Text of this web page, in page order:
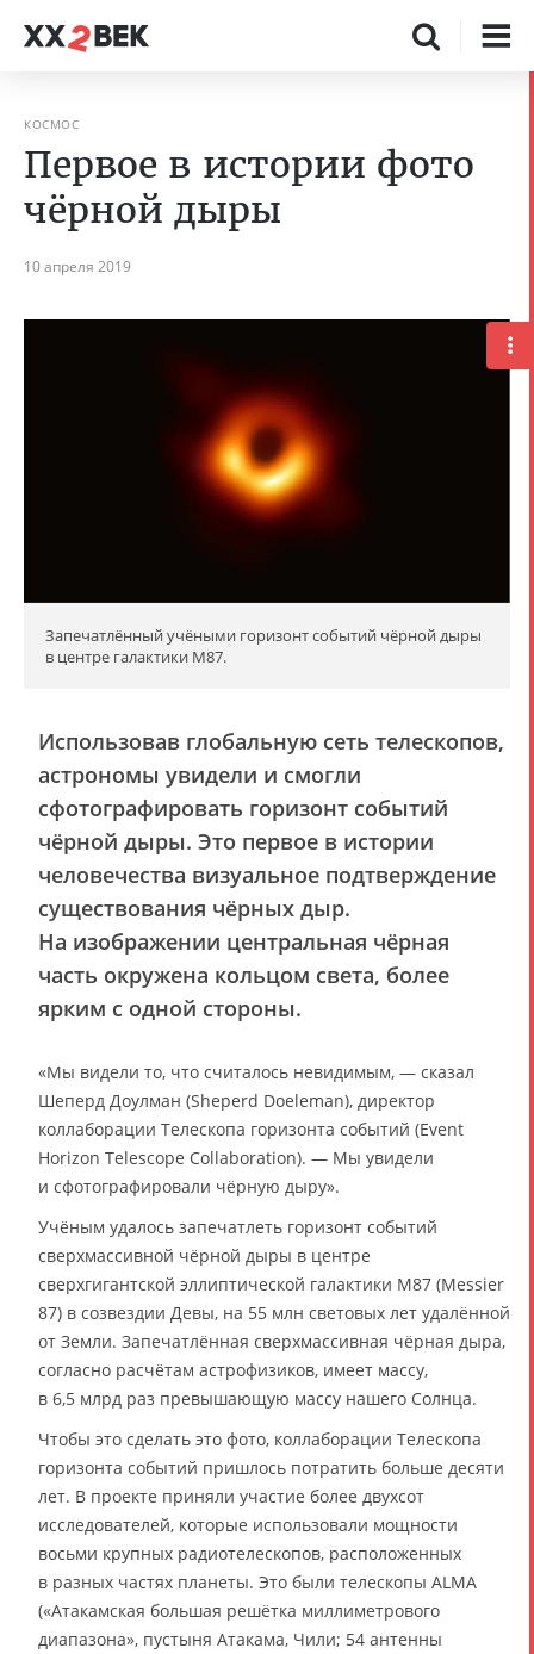
КОСМОС
Первое в истории фото
чёрной дыры
10 апреля 2019
Запечатлённый учёными горизонт событий чёрной дыры
в центре галактики M87.
Использовав глобальную сеть телескопов,
астрономы увидели и смогли
сфотографировать горизонт событий
чёрной дыры. Это первое в истории
человечества визуальное подтверждение
существования чёрных дыр.
На изображении центральная чёрная
часть окружена кольцом света, более
ярким с одной стороны.
«Мы видели то, что считалось невидимым, — сказал
Шеперд Доулман (Sheperd Doeleman), директор
коллаборации Телескопа горизонта событий (Event
Horizon Telescope Collaboration). — Мы увидели
и сфотографировали чёрную дыру».
Учёным удалось запечатлеть горизонт событий
сверхмассивной чёрной дыры в центре
сверхгигантской эллиптической галактики М87 (Messier
87) в созвездии Девы, на 55 млн световых лет удалённой
от Земли. Запечатлённая сверхмассивная чёрная дыра,
согласно расчётам астрофизиков, имеет массу,
в 6,5 млрд раз превышающую массу нашего Солнца.
Чтобы это сделать это фото, коллаборации Телескопа
горизонта событий пришлось потратить больше десяти
лет. В проекте приняли участие более двухсот
исследователей, которые использовали мощности
восьми крупных радиотелескопов, расположенных
в разных частях планеты. Это были телескопы ALMA
(«Атакамская большая решётка миллиметрового
диапазона», пустыня Атакама, Чили; 54 антенны